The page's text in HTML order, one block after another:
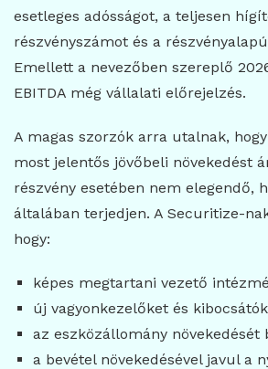
esetleges adósságot, a teljesen
részvényszámot és a
Emellett a nevezőben szereplő
EBITDA még vállalati előrejelzés.
A magas szorzók arra utalnak,
most jelentős jövőbeli növekedést
részvény esetében nem elegendő,
általában terjedjen. A Securitize-
hogy:
képes megtartani vezető
új vagyonkezelőket és
az eszközállomány növekedését
a bevétel növekedésével javul a